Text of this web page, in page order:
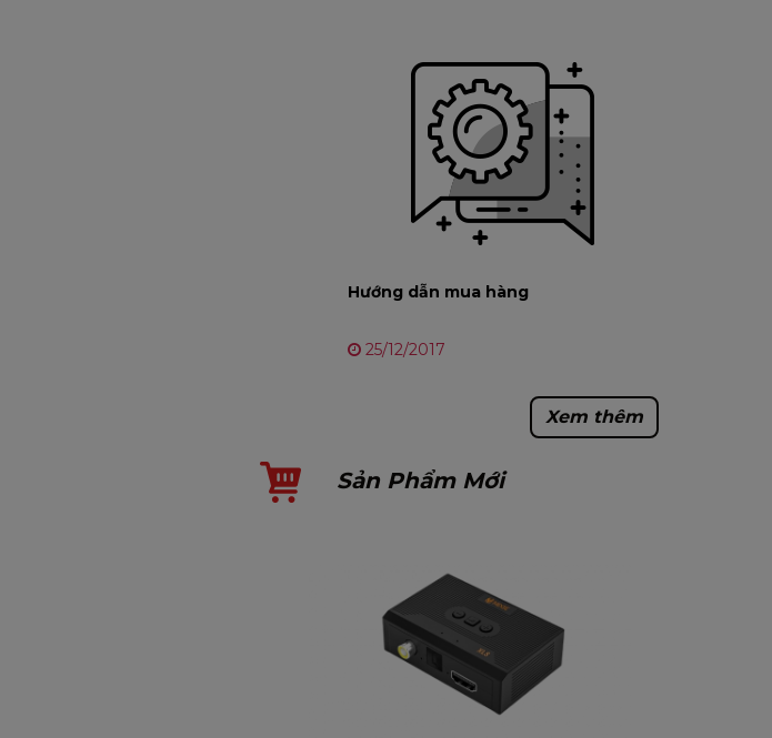
Hướng dẫn mua hàng
25/12/2017
Xem thêm
Sản Phẩm Mới